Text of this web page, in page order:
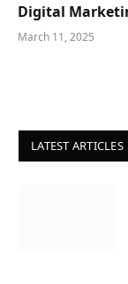
Digital
March 11, 2025
LATEST ARTICLES